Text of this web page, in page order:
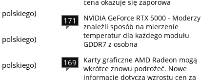
cena okazuje się zaporowa
171
NVIDIA GeForce RTX 5000 - Moderzy
znaleźli sposób na mierzenie
temperatur dla każdego modułu
GDDR7 z osobna
169
Karty graficzne AMD Radeon mogą
wkrótce znowu podrożeć. Nowe
informacje dotyczą wzrostu cen za